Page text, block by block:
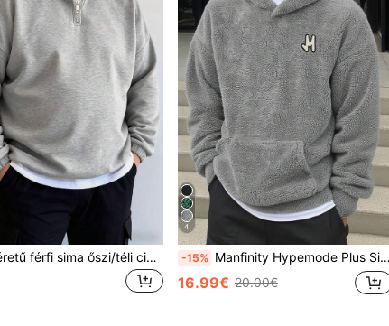
Nagy méretű férfi sima őszi/téli cipzáras fél elöl, hosszú ujjú, laza alkalmi kapucnis pulóver
4
-15% Manfinity Hypemode Plus Size Férfi Nyomtatott Grafikai Kenguruzsebes Kapucnis Polár Pulóver Szürke Pulóverek Férfi Kapucnis Pulóverek Szürke Kapucnis Férfi Kapucnis Pulóverek Lezser Szürke Kapucnis Pulóverek
16.99€ 20.00€